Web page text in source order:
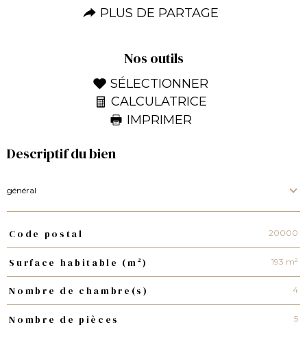
PLUS DE PARTAGE
Nos outils
SÉLECTIONNER
CALCULATRICE
IMPRIMER
Descriptif du bien
général
TRAD_PAMPERO_Caracteristique
Code postal 20000
Surface habitable (m²) 193 m²
Nombre de chambre(s) 4
Nombre de pièces 5